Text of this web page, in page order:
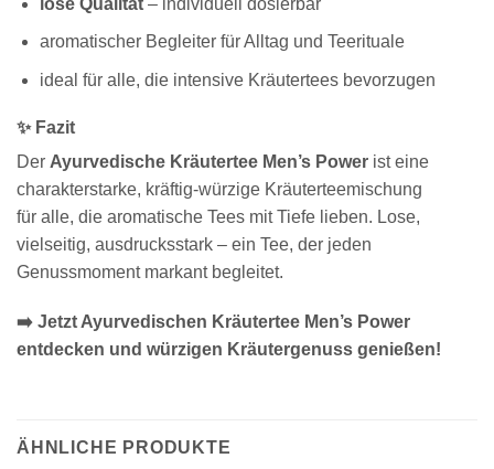
aromatischer Begleiter für Alltag und Teerituale
ideal für alle, die intensive Kräutertees bevorzugen
✨ Fazit
Der Ayurvedische Kräutertee Men’s Power ist eine
charakterstarke, kräftig-würzige Kräuterteemischung
für alle, die aromatische Tees mit Tiefe lieben. Lose,
vielseitig, ausdrucksstark – ein Tee, der jeden
Genussmoment markant begleitet.
➡️ Jetzt Ayurvedischen Kräutertee Men’s Power
entdecken und würzigen Kräutergenuss genießen!
ÄHNLICHE PRODUKTE